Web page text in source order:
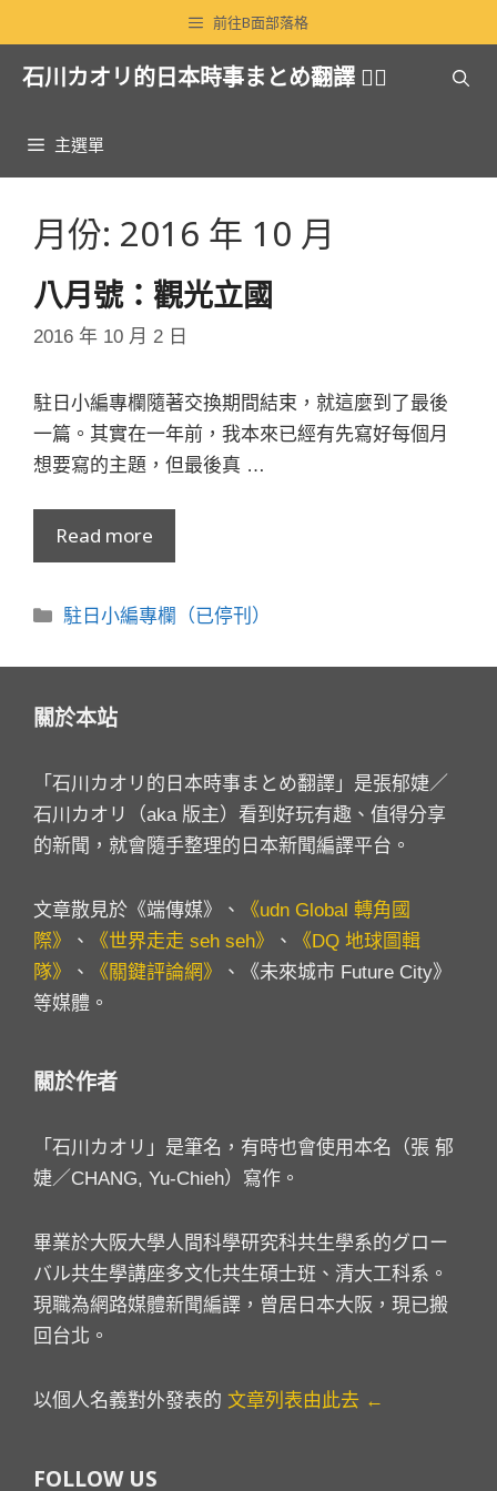
至
前往B面部落格
石川カオリ的日本時事まとめ翻譯 🏳️‍🌈
主選單
月份: 2016 年 10 月
八月號：觀光立國
2016 年 10 月 2 日
駐日小編專欄隨著交換期間結束，就這麼到了最後
一篇。其實在一年前，我本來已經有先寫好每個月
想要寫的主題，但最後真 …
Read more
分
駐日小編專欄（已停刊）
關於本站
「石川カオリ的日本時事まとめ翻譯」是張郁婕／
石川カオリ（aka 版主）看到好玩有趣、值得分享
的新聞，就會隨手整理的日本新聞編譯平台。
文章散見於《端傳媒》、
《udn Global 轉角國
際》
、 《世界走走 seh seh》 、
《DQ 地球圖輯
隊》
、 《關鍵評論網》
、《未來城市 Future City》
等媒體。
關於作者
「石川カオリ」是筆名，有時也會使用本名（張 郁
婕／CHANG, Yu-Chieh）寫作。
畢業於大阪大學人間科學研究科共生學系的グロー
バル共生學講座多文化共生碩士班、清大工科系。
現職為網路媒體新聞編譯，曾居日本大阪，現已搬
回台北。
以個人名義對外發表的 文章列表由此去 ←
FOLLOW US